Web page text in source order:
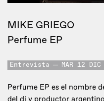
MIKE GRIEGO
Perfume EP
Entrevista MAR 12 DIC
Perfume EP es el nombre